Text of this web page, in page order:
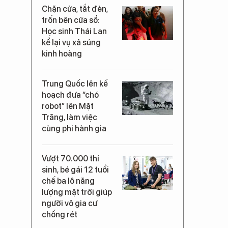
Chặn cửa, tắt đèn,
trốn bên cửa sổ:
Học sinh Thái Lan
kể lại vụ xả súng
kinh hoàng
Trung Quốc lên kế
hoạch đưa “chó
robot” lên Mặt
Trăng, làm việc
cùng phi hành gia
Vượt 70.000 thí
sinh, bé gái 12 tuổi
chế ba lô năng
lượng mặt trời giúp
người vô gia cư
chống rét